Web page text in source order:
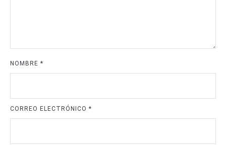
NOMBRE *
CORREO ELECTRÓNICO *